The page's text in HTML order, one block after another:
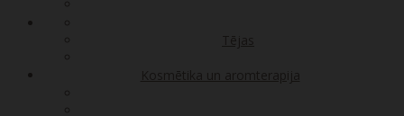
Tējas
Kosmētika un aromterapija